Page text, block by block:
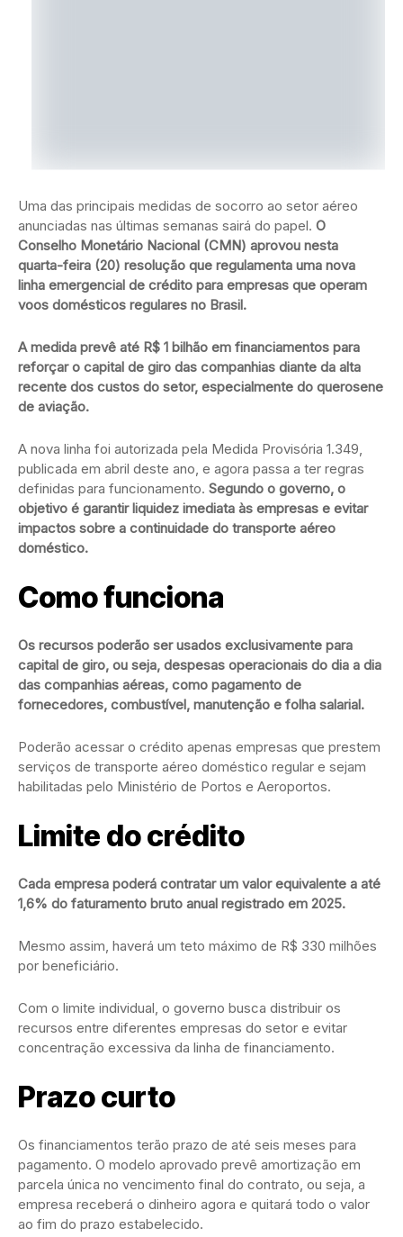
Uma das principais medidas de socorro ao setor aéreo
anunciadas nas últimas semanas sairá do papel. O
Conselho Monetário Nacional (CMN) aprovou nesta
quarta-feira (20) resolução que regulamenta uma nova
linha emergencial de crédito para empresas que operam
voos domésticos regulares no Brasil.
A medida prevê até R$ 1 bilhão em financiamentos para
reforçar o capital de giro das companhias diante da alta
recente dos custos do setor, especialmente do querosene
de aviação.
A nova linha foi autorizada pela Medida Provisória 1.349,
publicada em abril deste ano, e agora passa a ter regras
definidas para funcionamento. Segundo o governo, o
objetivo é garantir liquidez imediata às empresas e evitar
impactos sobre a continuidade do transporte aéreo
doméstico.
Como funciona
Os recursos poderão ser usados exclusivamente para
capital de giro, ou seja, despesas operacionais do dia a dia
das companhias aéreas, como pagamento de
fornecedores, combustível, manutenção e folha salarial.
Poderão acessar o crédito apenas empresas que prestem
serviços de transporte aéreo doméstico regular e sejam
habilitadas pelo Ministério de Portos e Aeroportos.
Limite do crédito
Cada empresa poderá contratar um valor equivalente a até
1,6% do faturamento bruto anual registrado em 2025.
Mesmo assim, haverá um teto máximo de R$ 330 milhões
por beneficiário.
Com o limite individual, o governo busca distribuir os
recursos entre diferentes empresas do setor e evitar
concentração excessiva da linha de financiamento.
Prazo curto
Os financiamentos terão prazo de até seis meses para
pagamento. O modelo aprovado prevê amortização em
parcela única no vencimento final do contrato, ou seja, a
empresa receberá o dinheiro agora e quitará todo o valor
ao fim do prazo estabelecido.